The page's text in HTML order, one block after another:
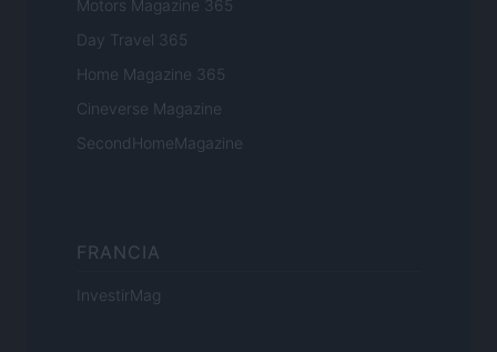
Motors Magazine 365
Day Travel 365
Home Magazine 365
Cineverse Magazine
SecondHomeMagazine
FRANCIA
InvestirMag